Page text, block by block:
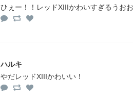
ひぇー！！レッドXIIIかわいすぎるうお
ハルキ
やだレッドXIIIかわいい！